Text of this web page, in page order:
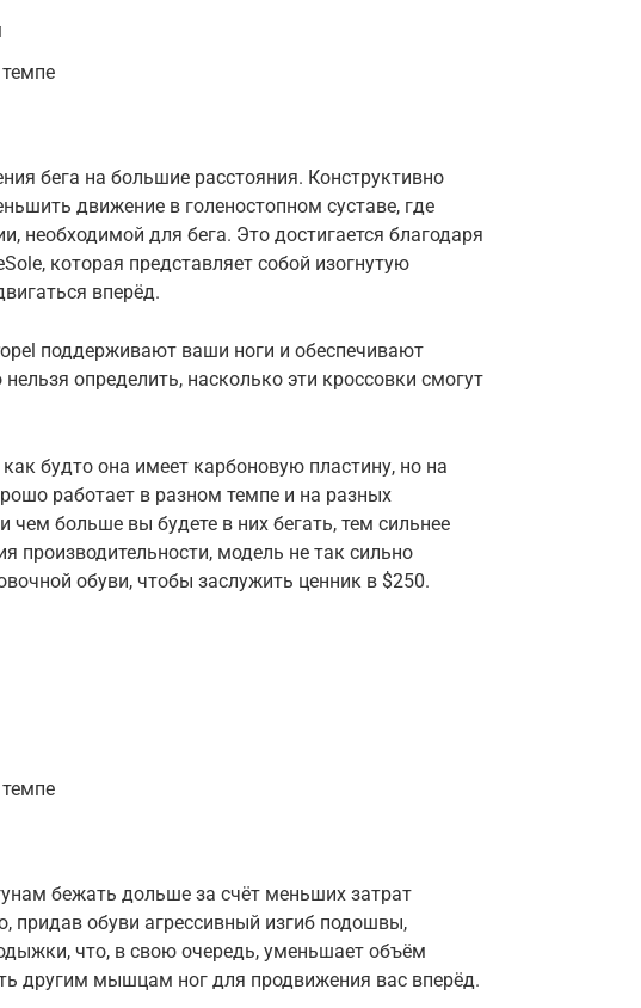
бега на большие расстояния. Конструктивно
движение в голеностопном суставе, где
необходимой для бега. Это достигается благодаря
которая представляет собой изогнутую
вперёд.
поддерживают ваши ноги и обеспечивают
определить, насколько эти кроссовки смогут
будто она имеет карбоновую пластину, но на
работает в разном темпе и на разных
чем больше вы будете в них бегать, тем сильнее
производительности, модель не так сильно
обуви, чтобы заслужить ценник в $250.
бежать дольше за счёт меньших затрат
придав обуви агрессивный изгиб подошвы,
что, в свою очередь, уменьшает объём
другим мышцам ног для продвижения вас вперёд.